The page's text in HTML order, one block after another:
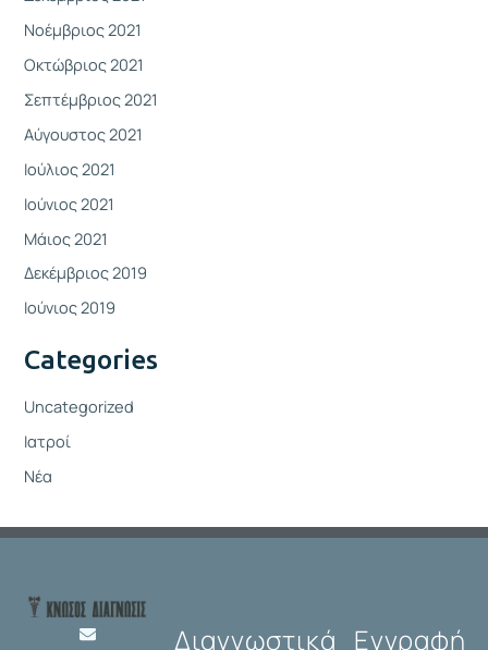
Νοέμβριος 2021
Οκτώβριος 2021
Σεπτέμβριος 2021
Αύγουστος 2021
Ιούλιος 2021
Ιούνιος 2021
Μάιος 2021
Δεκέμβριος 2019
Ιούνιος 2019
Categories
Uncategorized
Ιατροί
Νέα
Διαγνωστικά Εγγραφή